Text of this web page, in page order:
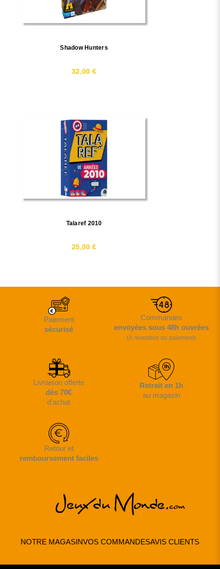
Shadow Hunters
32,00 €
Talaref 2010
25,00 €
Paiement
sécurisé
Commandes
envoyées sous 48h ouvrées
(À réception du paiement)
Livraison offerte
dès 70€
d'achat
Retrait en 1h
au magasin
Retour et
remboursement faciles
NOTRE MAGASINVOS COMMANDESAVIS CLIENTS